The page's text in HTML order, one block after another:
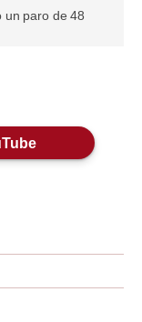
un paro de 48